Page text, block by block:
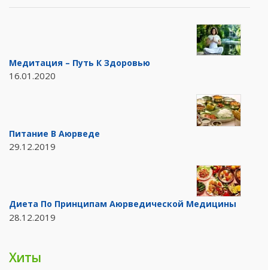
Медитация – Путь К Здоровью
16.01.2020
Питание В Аюрведе
29.12.2019
Диета По Принципам Аюрведической Медицины
28.12.2019
Хиты